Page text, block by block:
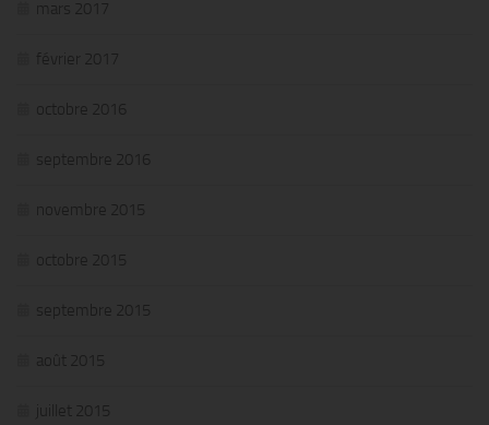
mars 2017
février 2017
octobre 2016
septembre 2016
novembre 2015
octobre 2015
septembre 2015
août 2015
juillet 2015